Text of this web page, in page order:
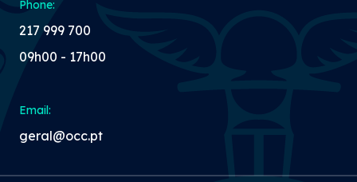
Phone:
217 999 700
09h00 - 17h00
Email:
geral@occ.pt